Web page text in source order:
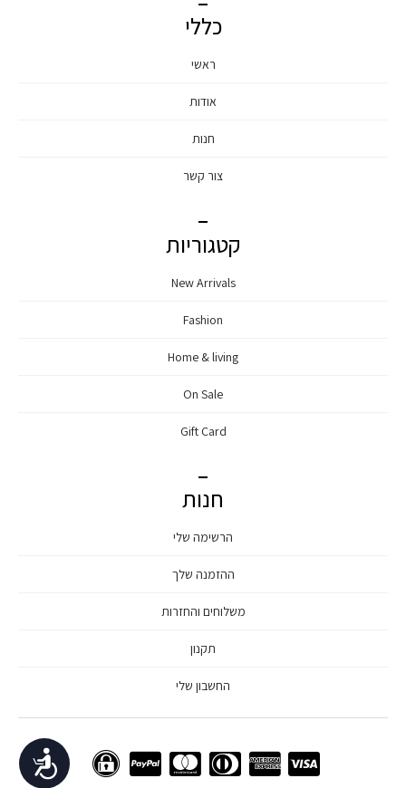
נגישות
כללי
ראשי
אודות
חנות
צור קשר
קטגוריות
New Arrivals
Fashion
Home & living
On Sale
Gift Card
חנות
הרשימה שלי
ההזמנה שלך
משלוחים והחזרות
תקנון
החשבון שלי